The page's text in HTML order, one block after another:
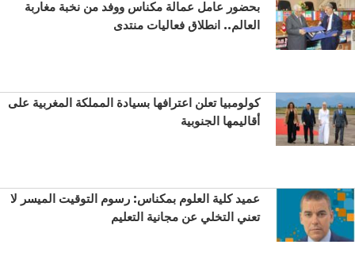
بحضور عامل عمالة مكناس ووفد من نخبة مغاربة
العالم.. انطلاق فعاليات منتدى
كولومبيا تعلن اعترافها بسيادة المملكة المغربية على
أقاليمها الجنوبية
عميد كلية العلوم بمكناس: رسوم التوقيت الميسر لا
تعني التخلي عن مجانية التعليم